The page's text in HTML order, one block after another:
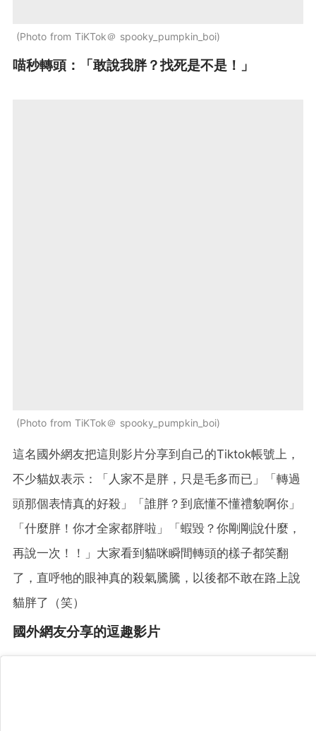
Photo from TiKTok＠ spooky_pumpkin_boi
喵秒轉頭：「敢說我胖？找死是不是！」
Photo from TiKTok＠ spooky_pumpkin_boi
這名國外網友把這則影片分享到自己的Tiktok帳號上，
不少貓奴表示：「人家不是胖，只是毛多而已」「轉過
頭那個表情真的好殺」「誰胖？到底懂不懂禮貌啊你」
「什麼胖！你才全家都胖啦」「蝦毀？你剛剛說什麼，
再說一次！！」大家看到貓咪瞬間轉頭的樣子都笑翻
了，直呼牠的眼神真的殺氣騰騰，以後都不敢在路上說
貓胖了（笑）
國外網友分享的逗趣影片